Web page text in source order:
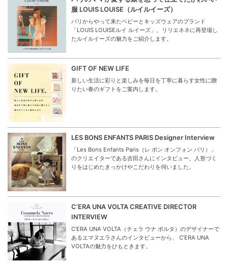
服 LOUIS LOUISE（ルイルイーズ）
パリからやって来たベビーとキッズウェアのブランド
「LOUIS LOUISEルイ ルイーズ」。リリエネネに再登場し
たルイルイーズの魅力をご紹介します。
GIFT OF NEW LIFE
新しい生活に彩りと楽しみを毎日を丁寧に暮らす女性に贈
りたい春のギフトをご案内します。
LES BONS ENFANTS PARIS Designer Interview
「Les Bons Enfants Paris（レ ボン オンフォン パリ）」
のクリエイターである吉田さんにインタビュー。人形づく
りをはじめたきっかけやこだわりを伺いました。
C’ERA UNA VOLTA CREATIVE DIRECTOR
INTERVIEW
C’ERA UNA VOLTA（チェラ ウナ ボルタ）のデザイナーで
あるエマヌエラさんのインタビューから、 C’ERA UNA
VOLTAの魅力をひもときます。